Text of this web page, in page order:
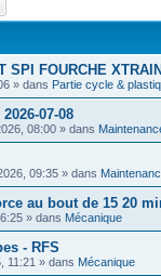
SPI FOURCHE
» dans Partie cycle &
07-08
08:00 » dans
09:35 » dans
au bout de 15 20
» dans Mécanique
- RFS
11:21 » dans Mécanique